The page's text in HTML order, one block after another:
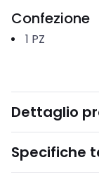
Confezione
1 PZ
Dettaglio
Specifiche